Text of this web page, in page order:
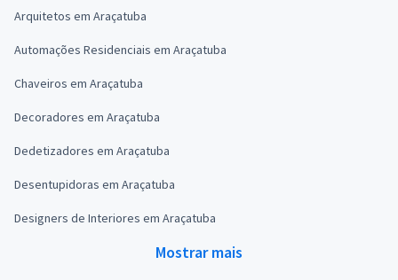
Arquitetos em Araçatuba
Automações Residenciais em Araçatuba
Chaveiros em Araçatuba
Decoradores em Araçatuba
Dedetizadores em Araçatuba
Desentupidoras em Araçatuba
Designers de Interiores em Araçatuba
Mostrar mais